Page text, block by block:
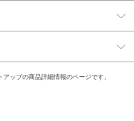
ップの商品詳細情報のページです。